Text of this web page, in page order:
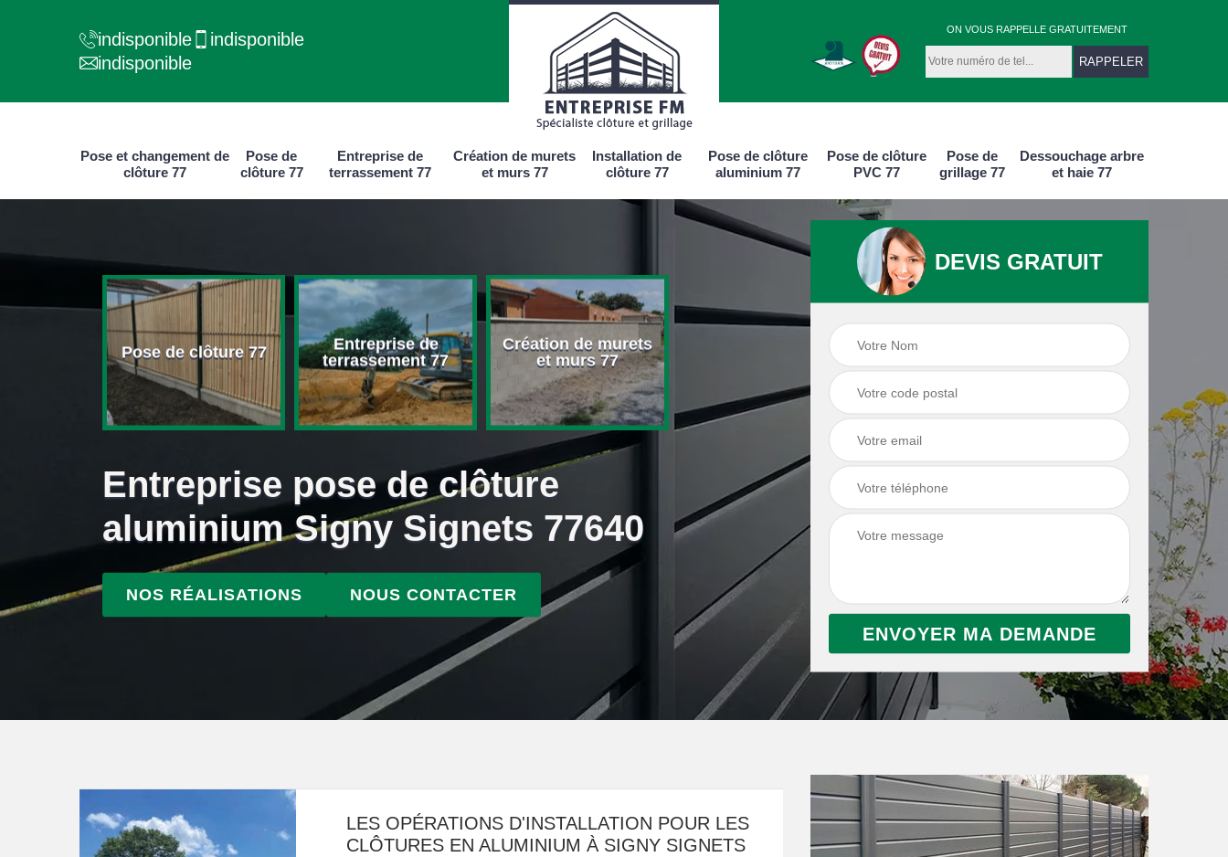
indisponible
indisponible
indisponible
ON VOUS RAPPELLE GRATUITEMENT
Pose et changement de
clôture 77
Pose de
clôture 77
Entreprise de
terrassement 77
Création de murets
et murs 77
Installation de
clôture 77
Pose de clôture
aluminium 77
Pose de clôture
PVC 77
Pose de
grillage 77
Dessouchage arbre
et haie 77
Pose de clôture 77
Entreprise de
terrassement 77
Création de murets
et murs 77
Pose de clôture
Pose de clôture
PVC 77
Entreprise pose de clôture
aluminium Signy Signets 77640
NOS RÉALISATIONS NOUS CONTACTER
DEVIS GRATUIT
LES OPÉRATIONS D'INSTALLATION POUR LES
CLÔTURES EN ALUMINIUM À SIGNY SIGNETS